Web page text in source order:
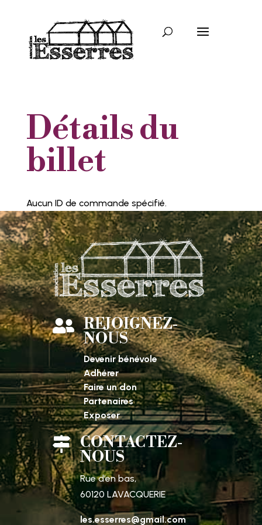
Détails du
billet
Aucun ID de commande spécifié.
 REJOIGNEZ-
NOUS
Devenir bénévole
Adhérer
Faire un don
Partenaires
Exposer
 CONTACTEZ-
NOUS
Rue d’en bas,
60120 LAVACQUERIE
les.esserres@gmail.com